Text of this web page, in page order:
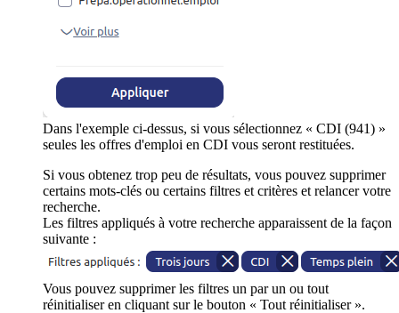
Dans l'exemple ci-dessus, si vous sélectionnez « CDI (941) »
seules les offres d'emploi en CDI vous seront restituées.
Si vous obtenez trop peu de résultats, vous pouvez supprimer
certains mots-clés ou certains filtres et critères et relancer votre
recherche.
Les filtres appliqués à votre recherche apparaissent de la façon
suivante :
Vous pouvez supprimer les filtres un par un ou tout
réinitialiser en cliquant sur le bouton « Tout réinitialiser ».